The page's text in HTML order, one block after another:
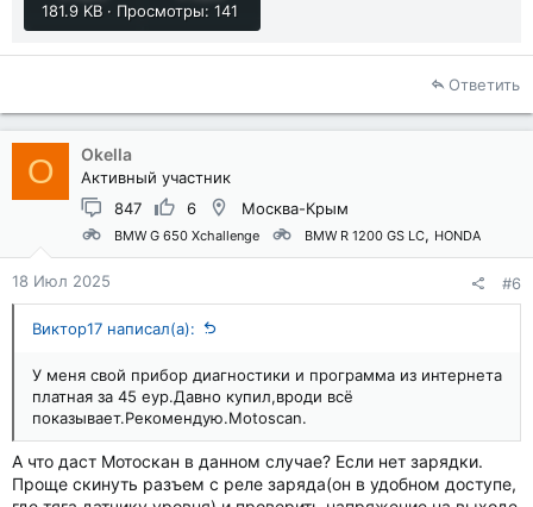
181.9 KB · Просмотры: 141
Ответить
O Okella
Активный участник
847
6 Москва-Крым
BMW G 650 Xchallenge BMW R 1200 GS LC HONDA
18 Июл 2025 #6
Виктор17 написал(а):
У меня свой прибор диагностики и программа из интернета
платная за 45 еур.Давно купил,вроди всё
показывает.Рекомендую.Motoscan.
А что даст Мотоскан в данном случае? Если нет зарядки.
Проще скинуть разъем с реле заряда(он в удобном доступе,